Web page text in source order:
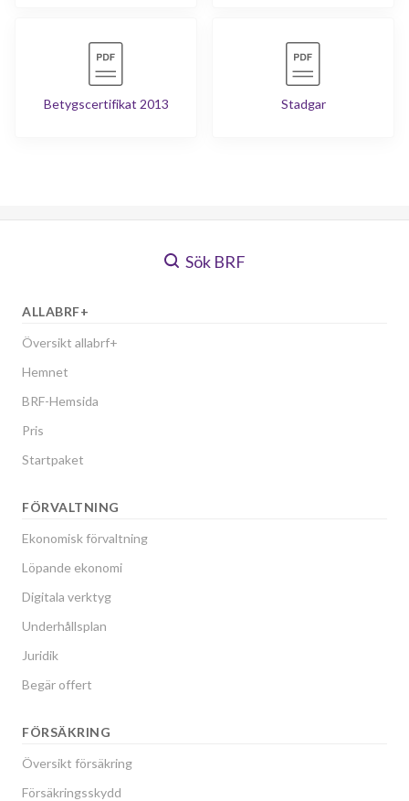
Betygscertifikat 2013 Stadgar
Sök BRF
ALLABRF+
Översikt allabrf+
Hemnet
BRF-Hemsida
Pris
Startpaket
FÖRVALTNING
Ekonomisk förvaltning
Löpande ekonomi
Digitala verktyg
Underhållsplan
Juridik
Begär offert
FÖRSÄKRING
Översikt försäkring
Försäkringsskydd